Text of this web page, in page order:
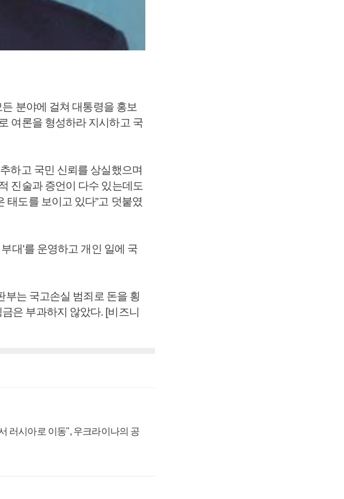
분야에 걸쳐 대통령을 홍보
여론을 형성하라 지시하고 국
하고 국민 신뢰를 상실했으며
진술과 증언이 다수 있는데도
도를 보이고 있다”고 덧붙였
대’를 운영하고 개인 일에 국
부는 국고손실 범죄로 돈을 횡
은 부과하지 않았다. [비즈니
러시아로 이동", 우크라이나의 공